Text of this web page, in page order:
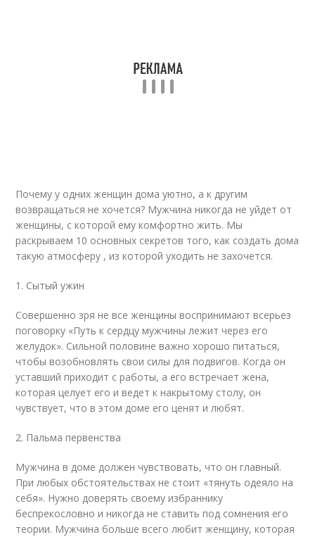
Почему у одних женщин дома уютно, а к другим
возвращаться не хочется? Мужчина никогда не уйдет от
женщины, с которой ему комфортно жить. Мы
раскрываем 10 основных секретов того, как создать дома
такую атмосферу , из которой уходить не захочется.
1. Сытый ужин
Совершенно зря не все женщины воспринимают всерьез
поговорку «Путь к сердцу мужчины лежит через его
желудок». Сильной половине важно хорошо питаться,
чтобы возобновлять свои силы для подвигов. Когда он
уставший приходит с работы, а его встречает жена,
которая целует его и ведет к накрытому столу, он
чувствует, что в этом доме его ценят и любят.
2. Пальма первенства
Мужчина в доме должен чувствовать, что он главный.
При любых обстоятельствах не стоит «тянуть одеяло на
себя». Нужно доверять своему избраннику
беспрекословно и никогда не ставить под сомнения его
теории. Мужчина больше всего любит женщину, которая